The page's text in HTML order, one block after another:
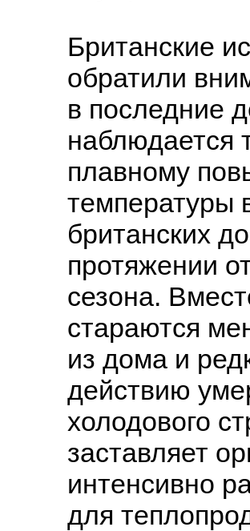
Британские
обратили
в последние
наблюдается
плавному
температуры
британских
протяжении
сезона.
стараются
из дома и
действию
холодового
заставляет
интенсивно
для